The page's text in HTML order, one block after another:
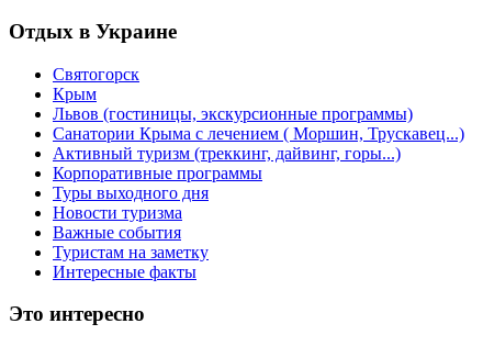
Отдых в Украине
Святогорск
Крым
Львов (гостиницы, экскурсионные программы)
Санатории Крыма с лечением ( Моршин, Трускавец...)
Активный туризм (треккинг, дайвинг, горы...)
Корпоративные программы
Туры выходного дня
Новости туризма
Важные события
Туристам на заметку
Интересные факты
Это интересно